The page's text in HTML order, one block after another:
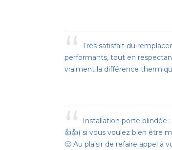
“ Très satisfait du
performants, tout en
vraiment la différence
“
Installation porte blindée
👍👍( si vous voulez bien être
🙂 Au plaisir de refaire appel à